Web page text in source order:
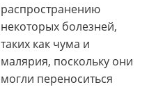
распространению
некоторых болезней,
таких как чума и
малярия, поскольку они
могли переноситься